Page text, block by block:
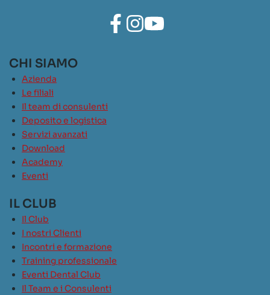
CHI SIAMO
Azienda
Le filiali
Il team di consulenti
Deposito e logistica
Servizi avanzati
Download
Academy
Eventi
IL CLUB
Il Club
I nostri Clienti
Incontri e formazione
Training professionale
Eventi Dental Club
Il Team e i Consulenti